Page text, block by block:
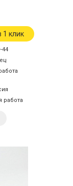
1 клик
44
работа